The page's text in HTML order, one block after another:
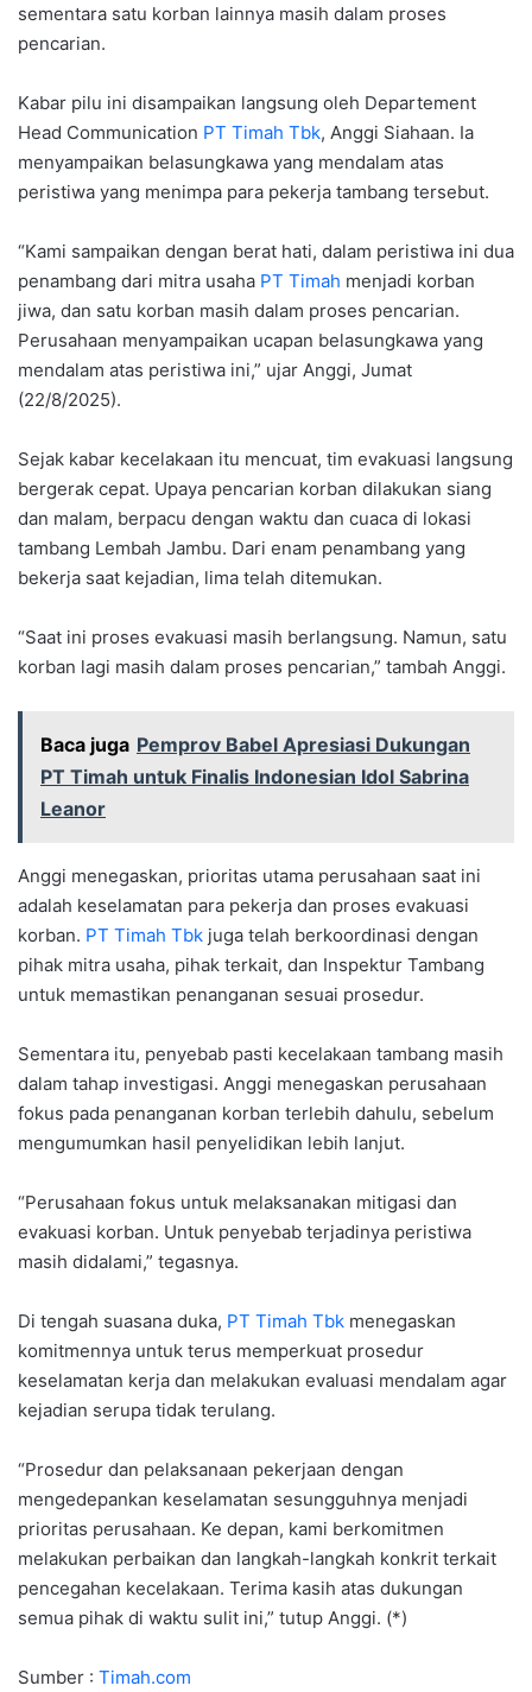
sementara satu korban lainnya masih dalam proses
pencarian.
Kabar pilu ini disampaikan langsung oleh Departement
Head Communication PT Timah Tbk, Anggi Siahaan. Ia
menyampaikan belasungkawa yang mendalam atas
peristiwa yang menimpa para pekerja tambang tersebut.
“Kami sampaikan dengan berat hati, dalam peristiwa ini dua
penambang dari mitra usaha PT Timah menjadi korban
jiwa, dan satu korban masih dalam proses pencarian.
Perusahaan menyampaikan ucapan belasungkawa yang
mendalam atas peristiwa ini,” ujar Anggi, Jumat
(22/8/2025).
Sejak kabar kecelakaan itu mencuat, tim evakuasi langsung
bergerak cepat. Upaya pencarian korban dilakukan siang
dan malam, berpacu dengan waktu dan cuaca di lokasi
tambang Lembah Jambu. Dari enam penambang yang
bekerja saat kejadian, lima telah ditemukan.
“Saat ini proses evakuasi masih berlangsung. Namun, satu
korban lagi masih dalam proses pencarian,” tambah Anggi.
Baca juga Pemprov Babel Apresiasi Dukungan
PT Timah untuk Finalis Indonesian Idol Sabrina
Leanor
Anggi menegaskan, prioritas utama perusahaan saat ini
adalah keselamatan para pekerja dan proses evakuasi
korban. PT Timah Tbk juga telah berkoordinasi dengan
pihak mitra usaha, pihak terkait, dan Inspektur Tambang
untuk memastikan penanganan sesuai prosedur.
Sementara itu, penyebab pasti kecelakaan tambang masih
dalam tahap investigasi. Anggi menegaskan perusahaan
fokus pada penanganan korban terlebih dahulu, sebelum
mengumumkan hasil penyelidikan lebih lanjut.
“Perusahaan fokus untuk melaksanakan mitigasi dan
evakuasi korban. Untuk penyebab terjadinya peristiwa
masih didalami,” tegasnya.
Di tengah suasana duka, PT Timah Tbk menegaskan
komitmennya untuk terus memperkuat prosedur
keselamatan kerja dan melakukan evaluasi mendalam agar
kejadian serupa tidak terulang.
“Prosedur dan pelaksanaan pekerjaan dengan
mengedepankan keselamatan sesungguhnya menjadi
prioritas perusahaan. Ke depan, kami berkomitmen
melakukan perbaikan dan langkah-langkah konkrit terkait
pencegahan kecelakaan. Terima kasih atas dukungan
semua pihak di waktu sulit ini,” tutup Anggi. (*)
Sumber : Timah.com